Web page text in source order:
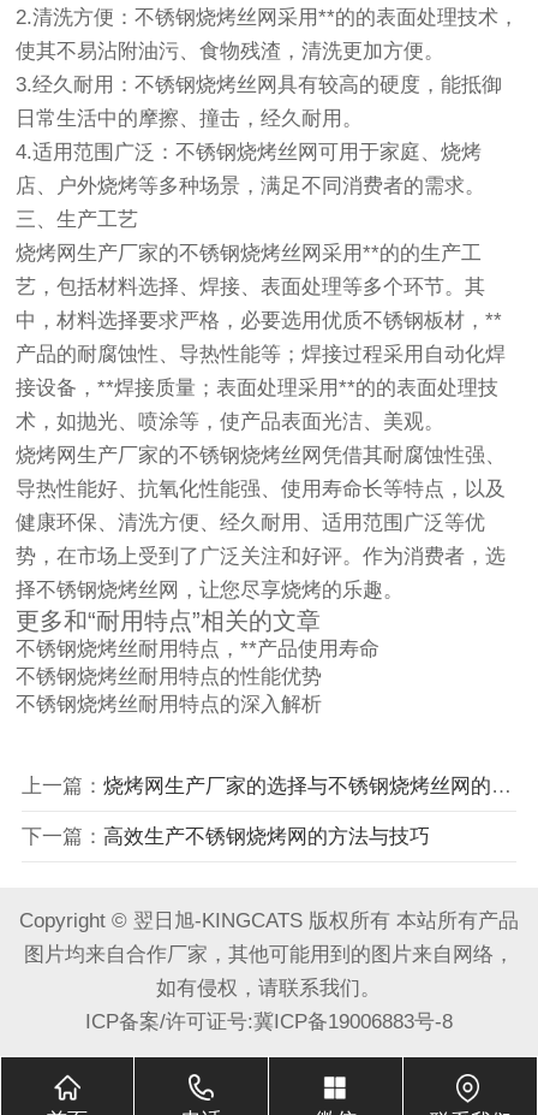
2.清洗方便：不锈钢烧烤丝网采用**的的表面处理技术，
使其不易沾附油污、食物残渣，清洗更加方便。
3.经久耐用：不锈钢烧烤丝网具有较高的硬度，能抵御
日常生活中的摩擦、撞击，经久耐用。
4.适用范围广泛：不锈钢烧烤丝网可用于家庭、烧烤
店、户外烧烤等多种场景，满足不同消费者的需求。
三、生产工艺
烧烤网生产厂家的不锈钢烧烤丝网采用**的的生产工
艺，包括材料选择、焊接、表面处理等多个环节。其
中，材料选择要求严格，必要选用优质不锈钢板材，**
产品的耐腐蚀性、导热性能等；焊接过程采用自动化焊
接设备，**焊接质量；表面处理采用**的的表面处理技
术，如抛光、喷涂等，使产品表面光洁、美观。
烧烤网生产厂家的不锈钢烧烤丝网凭借其耐腐蚀性强、
导热性能好、抗氧化性能强、使用寿命长等特点，以及
健康环保、清洗方便、经久耐用、适用范围广泛等优
势，在市场上受到了广泛关注和好评。作为消费者，选
择不锈钢烧烤丝网，让您尽享烧烤的乐趣。
更多和“耐用特点”相关的文章
不锈钢烧烤丝耐用特点 ，**产品使用寿命
不锈钢烧烤丝耐用特点的性能优势
不锈钢烧烤丝耐用特点的深入解析
上一篇： 烧烤网生产厂家的选择与不锈钢烧烤丝网的优势
下一篇： 高效生产不锈钢烧烤网的方法与技巧
Copyright © 翌日旭-KINGCATS 版权所有 本站所有产品
图片均来自合作厂家，其他可能用到的图片来自网络，
如有侵权，请联系我们。
ICP备案/许可证号:冀ICP备19006883号-8